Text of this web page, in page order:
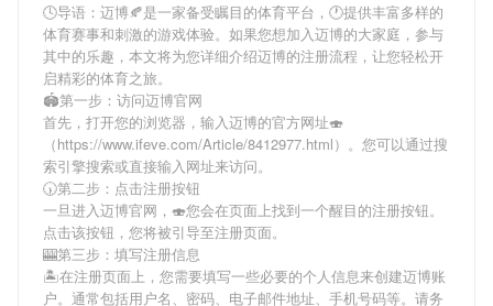
🕓导语： 迈博🍂是一家备受瞩目的体育平台，🕐提供丰富多样的
体育赛事和刺激的游戏体验。如果您想加入迈博的大家庭，参与
其中的乐趣，本文将为您详细介绍迈博的注册流程，让您轻松开
启精彩的体育之旅。
🏟第一步：访问迈博官网
首先，打开您的浏览器，输入迈博的官方网址🍣
（https://www.ifeve.com/Article/8412977.html）。您可以通过搜
索引擎搜索或直接输入网址来访问。
🕠第二步：点击注册按钮
一旦进入迈博官网，🍣您会在页面上找到一个醒目的注册按钮。
点击该按钮，您将被引导至注册页面。
🎰第三步：填写注册信息
🏝在注册页面上，您需要填写一些必要的个人信息来创建迈博账
户。通常包括用户名、密码、电子邮件地址、手机号码等。请务